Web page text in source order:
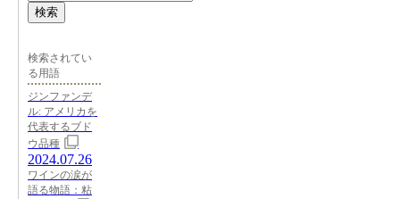
検索
検索されてい
る用語
ジンファンデ
ル: アメリカを
代表するブド
ウ品種
2024.07.26
ワインの涙が
語る物語：粘